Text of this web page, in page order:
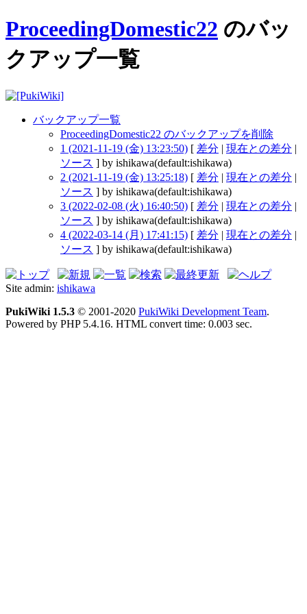
ProceedingDomestic22 のバッ
クアップ一覧
バックアップ一覧
ProceedingDomestic22 のバックアップを削除
1 (2021-11-19 (金) 13:23:50) [ 差分 | 現在との差分 |
ソース ] by ishikawa(default:ishikawa)
2 (2021-11-19 (金) 13:25:18) [ 差分 | 現在との差分 |
ソース ] by ishikawa(default:ishikawa)
3 (2022-02-08 (火) 16:40:50) [ 差分 | 現在との差分 |
ソース ] by ishikawa(default:ishikawa)
4 (2022-03-14 (月) 17:41:15) [ 差分 | 現在との差分 |
ソース ] by ishikawa(default:ishikawa)
Site admin: ishikawa
PukiWiki 1.5.3 © 2001-2020 PukiWiki Development Team.
Powered by PHP 5.4.16. HTML convert time: 0.003 sec.